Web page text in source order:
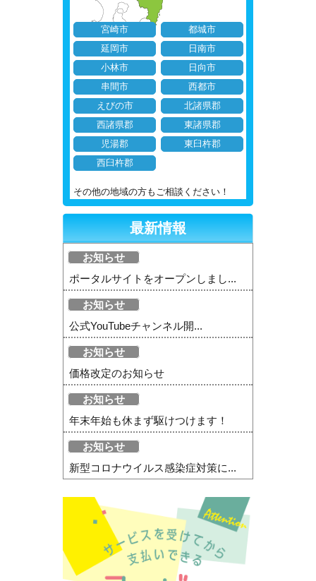
宮崎市
都城市
延岡市
日南市
小林市
日向市
串間市
西都市
えびの市
北諸県郡
西諸県郡
東諸県郡
児湯郡
東臼杵郡
西臼杵郡
その他の地域の方もご相談ください！
最新情報
お知らせ
ポータルサイトをオープンしまし...
お知らせ
公式YouTubeチャンネル開...
お知らせ
価格改定のお知らせ
お知らせ
年末年始も休まず駆けつけます！
お知らせ
新型コロナウイルス感染症対策に...